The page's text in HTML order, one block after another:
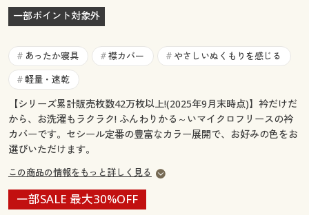
閲覧履歴
お気に入り
サポート
ご利用ガイド
よくある質問とお問い合わせ
ご利用ガイド
よくある質問とお問い合わせ
一部ポイント対象外
# あったか寝具 # 襟カバー # やさしいぬくもりを感じる
# 軽量・速乾
【シリーズ累計販売枚数42万枚以上!(2025年9月末時点)】衿だけだ
から、お洗濯もラクラク! ふんわりかる～いマイクロフリースの衿
カバーです。セシール定番の豊富なカラー展開で、お好みの色をお
選びいただけます。
この商品の情報をもっと詳しく見る
一部SALE 最大30%OFF